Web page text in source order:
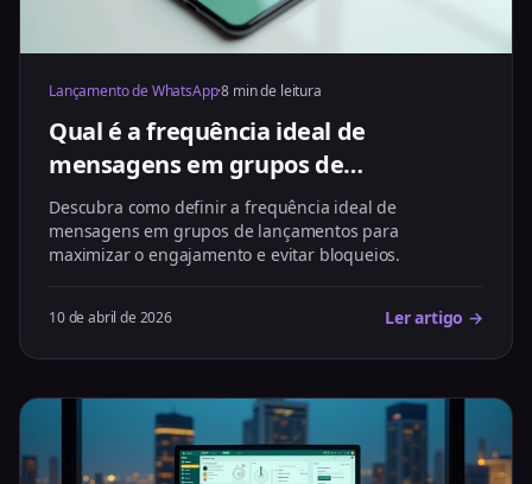
Lançamento de WhatsApp·8 min de leitura
Qual é a frequência ideal de
mensagens em grupos de
lançamentos?
Descubra como definir a frequência ideal de
mensagens em grupos de lançamentos para
maximizar o engajamento e evitar bloqueios.
10 de abril de 2026 Ler artigo →